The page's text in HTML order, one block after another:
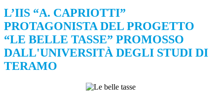
L’IIS “A. CAPRIOTTI”
PROTAGONISTA DEL PROGETTO
“LE BELLE TASSE” PROMOSSO
DALL'UNIVERSITÀ DEGLI STUDI DI
TERAMO